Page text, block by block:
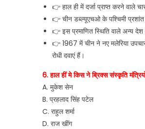
👉 हाल ही में दर्जा प्राप्त करने वाले
👉 चीन डब्ल्यूएचओ के पश्चिमी प्रशांत
👉 इस प्रमाणित स्थिति वाले अन्य
👉 1967 में चीन ने नए मलेरिया
रोधी दवाएं हैं।
6. हाल हीं मे किस ने ब्रिक्स संस्कृति
A. मुकेश सेन
B. प्रहलाद सिंह पटेल
C. राहुल शर्मा
D. राज खींग